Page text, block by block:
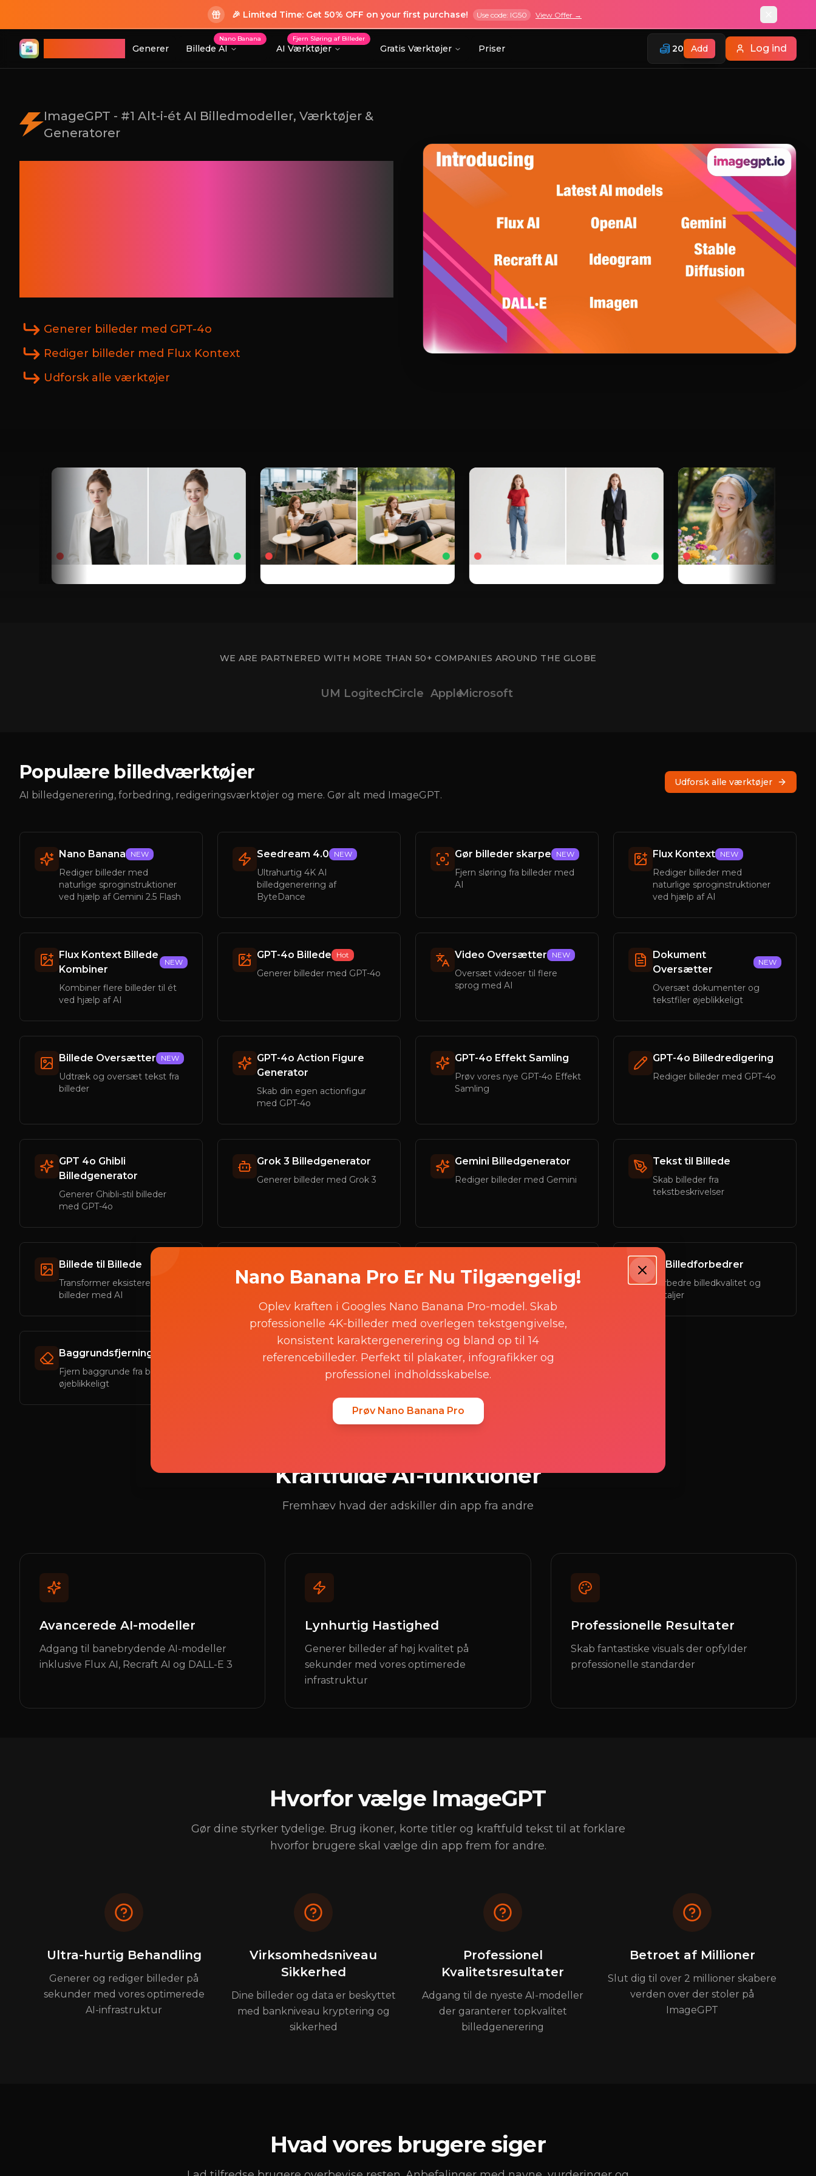
🎉 Limited Time: Get 50% OFF on your first purchase! Use code: IG50 View Offer →
Generer Billede AI
Nano Banana
AI Værktøjer
Fjern Sløring af Billeder
Gratis Værktøjer Priser 20 Add Log ind
ImageGPT - #1 Alt-i-ét AI Billedmodeller, Værktøjer &
Generatorer
Generer billeder med GPT-4o
Rediger billeder med Flux Kontext
Udforsk alle værktøjer
WE ARE PARTNERED WITH MORE THAN 50+ COMPANIES AROUND THE GLOBE
UM LogitechCircle AppleMicrosoft
Populære billedværktøjer
AI billedgenerering, forbedring, redigeringsværktøjer og mere. Gør alt med ImageGPT.
Udforsk alle værktøjer
Nano Banana NEW
Rediger billeder med
naturlige sproginstruktioner
ved hjælp af Gemini 2.5 Flash
Seedream 4.0 NEW
Ultrahurtig 4K AI
billedgenerering af
ByteDance
Gør billeder skarpe NEW
Fjern sløring fra billeder med
AI
Flux Kontext NEW
Rediger billeder med
naturlige sproginstruktioner
ved hjælp af AI
Flux Kontext Billede
Kombiner
NEW
Kombiner flere billeder til ét
ved hjælp af AI
GPT-4o Billede Hot
Generer billeder med GPT-4o
Video Oversætter NEW
Oversæt videoer til flere
sprog med AI
Dokument
Oversætter
NEW
Oversæt dokumenter og
tekstfiler øjeblikkeligt
Billede Oversætter NEW
Udtræk og oversæt tekst fra
billeder
GPT-4o Action Figure
Generator
Skab din egen actionfigur
med GPT-4o
GPT-4o Effekt Samling
Prøv vores nye GPT-4o Effekt
Samling
GPT-4o Billedredigering
Rediger billeder med GPT-4o
GPT 4o Ghibli
Billedgenerator
Generer Ghibli-stil billeder
med GPT-4o
Grok 3 Billedgenerator
Generer billeder med Grok 3
Gemini Billedgenerator
Rediger billeder med Gemini
Tekst til Billede
Skab billeder fra
tekstbeskrivelser
Billede til Billede
Transformer eksisterende
billeder med AI
Rediger specifikke dele af et
Udvid billeder ud over deres
AI Billedforbedrer
Forbedre billedkvalitet og
detaljer
Baggrundsfjerning
Fjern baggrunde fra billeder
øjeblikkeligt
Objektfjerning
Fjern uønskede objekter fra
AI Ansigtsbytte
Byt ansigter i billeder med AI
Kraftfulde AI-funktioner
Fremhæv hvad der adskiller din app fra andre
Avancerede AI-modeller
Adgang til banebrydende AI-modeller
inklusive Flux AI, Recraft AI og DALL-E 3
Lynhurtig Hastighed
Generer billeder af høj kvalitet på
sekunder med vores optimerede
infrastruktur
Professionelle Resultater
Skab fantastiske visuals der opfylder
professionelle standarder
Hvorfor vælge ImageGPT
Gør dine styrker tydelige. Brug ikoner, korte titler og kraftfuld tekst til at forklare
hvorfor brugere skal vælge din app frem for andre.
Ultra-hurtig Behandling
Generer og rediger billeder på
sekunder med vores optimerede
AI-infrastruktur
Virksomhedsniveau
Sikkerhed
Dine billeder og data er beskyttet
med bankniveau kryptering og
sikkerhed
Professionel
Kvalitetsresultater
Adgang til de nyeste AI-modeller
der garanterer topkvalitet
billedgenerering
Betroet af Millioner
Slut dig til over 2 millioner skabere
verden over der stoler på
ImageGPT
Hvad vores brugere siger
Nano Banana Pro Er Nu Tilgængelig!
Oplev kraften i Googles Nano Banana Pro-model. Skab
professionelle 4K-billeder med overlegen tekstgengivelse,
konsistent karaktergenerering og bland op til 14
referencebilleder. Perfekt til plakater, infografikker og
professionel indholdsskabelse.
Prøv Nano Banana Pro